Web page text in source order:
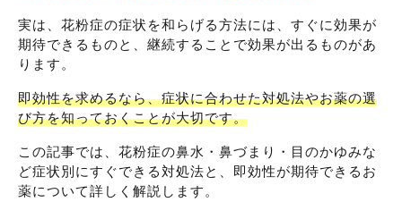
実は、花粉症の症状を和らげる方法には、すぐに効果が
期待できるものと、継続することで効果が出るものがあ
ります。
即効性を求めるなら、症状に合わせた対処法やお薬の選
び方を知っておくことが大切です。
この記事では、花粉症の鼻水・鼻づまり・目のかゆみな
ど症状別にすぐできる対処法と、即効性が期待できるお
薬について詳しく解説します。